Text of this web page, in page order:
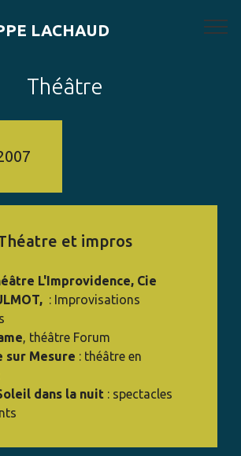
LACHAUD
Théâtre
et impros
L'Improvidence, Cie
: Improvisations
, théâtre Forum
sur Mesure : théâtre en
dans la nuit : spectacles